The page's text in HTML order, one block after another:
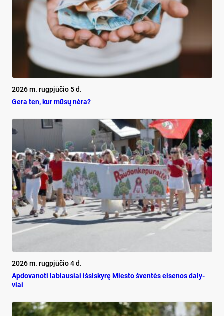
2026 m. rugpjūčio 5 d.
Ge­ra ten, kur mū­sų nė­ra?
2026 m. rugpjūčio 4 d.
Ap­do­va­no­ti la­biau­siai iš­si­sky­rę Mies­to šven­tės ei­se­nos da­ly­
viai